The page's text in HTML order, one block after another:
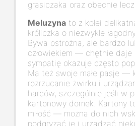
grasiczaka oraz obecnie
Meluzyna to z kolei
króliczka o niezwykle
Bywa ostrożna, ale bardzo
człowiekiem — chętnie daje
sympatię okazuje często
Ma też swoje małe pasje —
rozrzucanie żwirku i
harców, szczególnie jeśli w
kartonowy domek. Kartony
miłość — można do nich
podgryzać je i urządzać